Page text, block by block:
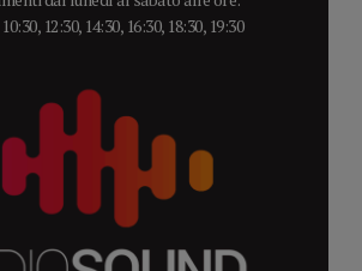
12:30, 14:30, 16:30, 18:30, 19:30